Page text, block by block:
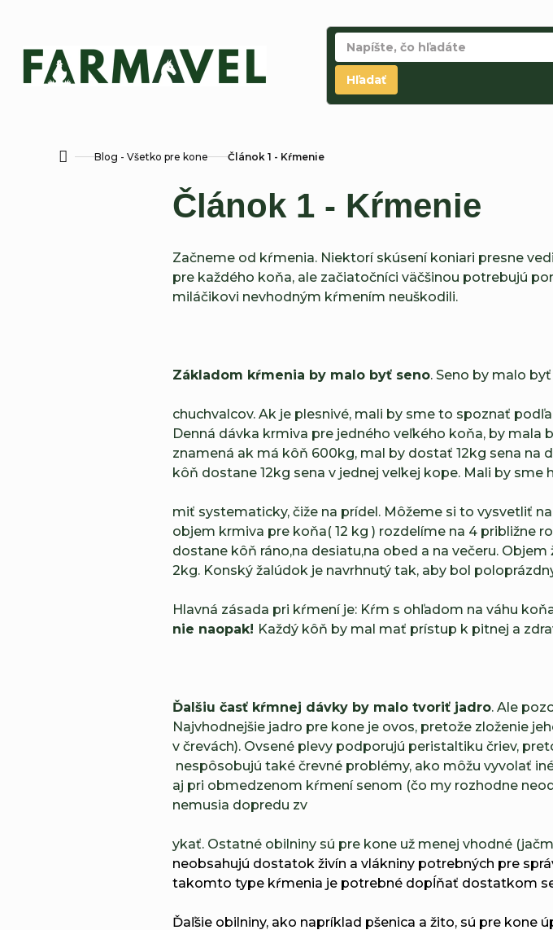
obsah
Hľadať
DomovBlog - Všetko pre kone Článok 1 - Kŕmenie
Článok 1 - Kŕmenie
Začneme od kŕmenia. Niektorí skúsení koniari presne
pre každého koňa, ale začiatočníci väčšinou potrebujú
miláčikovi nevhodným kŕmením neuškodili.
Základom kŕmenia by malo byť seno. Seno by malo
chuchvalcov. Ak je plesnivé, mali by sme to spoznať
Denná dávka krmiva pre jedného veľkého koňa, by mala
znamená ak má kôň 600kg, mal by dostať 12kg sena na
kôň dostane 12kg sena v jednej veľkej kope. Mali by sme
miť systematicky, čiže na prídel. Môžeme si to vysvetliť
objem krmiva pre koňa( 12 kg ) rozdelíme na 4 približne
dostane kôň ráno,na desiatu,na obed a na večeru.
2kg. Konský žalúdok je navrhnutý tak, aby bol
Hlavná zásada pri kŕmení je: Kŕm s ohľadom na váhu
nie naopak! Každý kôň by mal mať prístup k pitnej a
Ďalšiu časť kŕmnej dávky by malo tvoriť jadro. Ale
Najvhodnejšie jadro pre kone je ovos, pretože zloženie
v črevách). Ovsené plevy podporujú peristaltiku čriev,
nespôsobujú také črevné problémy, ako môžu vyvolať
aj pri obmedzenom kŕmení senom (čo my rozhodne
nemusia dopredu zv
ykať. Ostatné obilniny sú pre kone už menej vhodné
neobsahujú dostatok živín a vlákniny potrebných pre
takomto type kŕmenia je potrebné dopĺňať dostatkom
Ďaľšie obilniny, ako napríklad pšenica a žito, sú pre kone